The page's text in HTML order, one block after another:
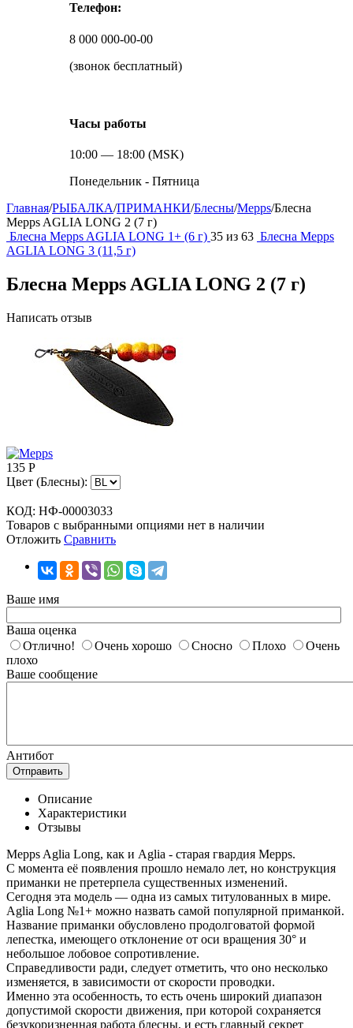
Телефон:
8 000 000-00-00
(звонок бесплатный)
Часы работы
10:00 — 18:00 (MSK)
Понедельник - Пятница
Главная/РЫБАЛКА/ПРИМАНКИ/Блесны/Mepps/Блесна
Mepps AGLIA LONG 2 (7 г)
Блесна Mepps AGLIA LONG 1+ (6 г) 35 из 63 Блесна Mepps
AGLIA LONG 3 (11,5 г)
Блесна Mepps AGLIA LONG 2 (7 г)
Написать отзыв
135 Р
Цвет (Блесны):
КОД: НФ-00003033
Товаров с выбранными опциями нет в наличии
Отложить Сравнить
Ваше имя
Ваша оценка
Отлично!
Очень хорошо Сносно Плохо
Очень
плохо
Ваше сообщение
Антибот
Отправить
Описание
Характеристики
Отзывы
Mepps Aglia Long, как и Aglia - старая гвардия Mepps.
С момента её появления прошло немало лет, но конструкция
приманки не претерпела существенных изменений.
Сегодня эта модель — одна из самых титулованных в мире.
Aglia Long №1+ можно назвать самой популярной приманкой.
Название приманки обусловлено продолговатой формой
лепестка, имеющего отклонение от оси вращения 30° и
небольшое лобовое сопротивление.
Справедливости ради, следует отметить, что оно несколько
изменяется, в зависимости от скорости проводки.
Именно эта особенность, то есть очень широкий диапазон
допустимой скорости движения, при которой сохраняется
безукоризненная работа блесны, и есть главный секрет